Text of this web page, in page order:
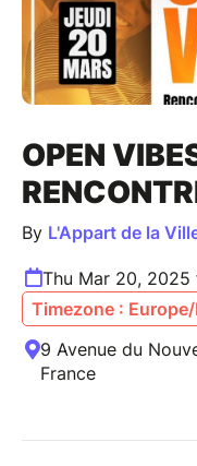
OPEN
By L'Appart de la
Thu Mar 20, 2025
Timezone :
9 Avenue du
France